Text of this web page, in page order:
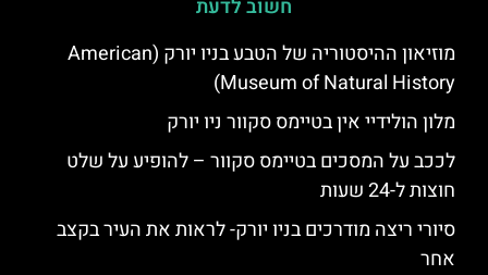
חשוב לדעת
מוזיאון ההיסטוריה של הטבע בניו יורק (American
Museum of Natural History)
מלון הולידיי אין בטיימס סקוור ניו יורק
לככב על המסכים בטיימס סקוור – להופיע על שלט
חוצות ל-24 שעות
סיורי ריצה מודרכים בניו יורק- לראות את העיר בקצב
אחר